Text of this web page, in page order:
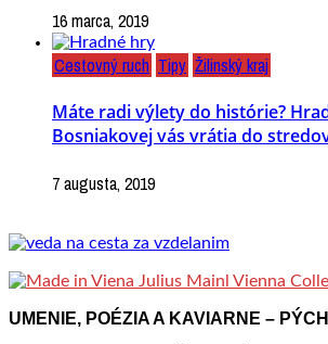
16 marca, 2019
Cestovný ruch Tipy Žilinský kraj
Máte radi výlety do histórie?
Bosniakovej vás vrátia do
7 augusta, 2019
UMENIE, POÉZIA A KAVIARNE –